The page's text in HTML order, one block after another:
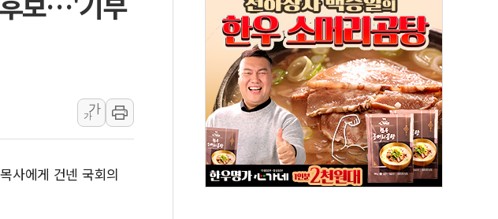
최고지도자 위독…곧 사망해도 놀랍지 않아"
에 국내 최대 규모 400MW 태양광 착공…여의도 1.6배 규모
가뭄 숙지나...경북동해안권 8~9일 최대 100mm 호우
·파키스탄, '공동방위협정' 체결… 수니파 국가들의 새 안보 협력 구도
㎡당 7250만원…써밋 클라비온 59㎡ 18억원대
트로 또 충돌…반복되는 국토부-서울시 '정책 엇박자'
가
가
사에게 건넨 국회의